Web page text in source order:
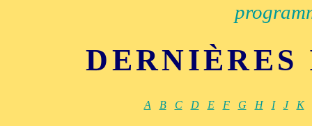
A B C D E F G H I J K